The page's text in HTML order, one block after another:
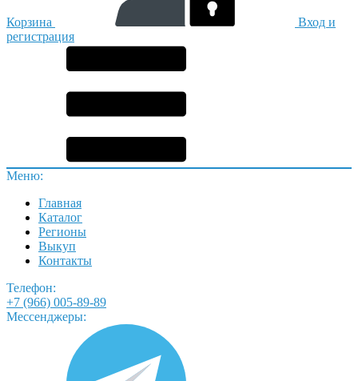
Корзина
Вход и
регистрация
Меню:
Главная
Каталог
Регионы
Выкуп
Контакты
Телефон:
+7 (966) 005-89-89
Мессенджеры: